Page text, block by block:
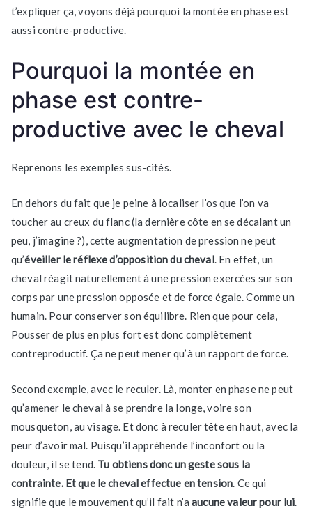
t’expliquer ça, voyons déjà pourquoi la montée en phase est
aussi contre-productive.
Pourquoi la montée en
phase est contre-
productive avec le cheval
Reprenons les exemples sus-cités.
En dehors du fait que je peine à localiser l’os que l’on va
toucher au creux du flanc (la dernière côte en se décalant un
peu, j’imagine ?), cette augmentation de pression ne peut
qu’éveiller le réflexe d’opposition du cheval. En effet, un
cheval réagit naturellement à une pression exercées sur son
corps par une pression opposée et de force égale. Comme un
humain. Pour conserver son équilibre. Rien que pour cela,
Pousser de plus en plus fort est donc complètement
contreproductif. Ça ne peut mener qu’à un rapport de force.
Second exemple, avec le reculer. Là, monter en phase ne peut
qu’amener le cheval à se prendre la longe, voire son
mousqueton, au visage. Et donc à reculer tête en haut, avec la
peur d’avoir mal. Puisqu’il appréhende l’inconfort ou la
douleur, il se tend. Tu obtiens donc un geste sous la
contrainte. Et que le cheval effectue en tension. Ce qui
signifie que le mouvement qu’il fait n’aaucune valeur pour lui.